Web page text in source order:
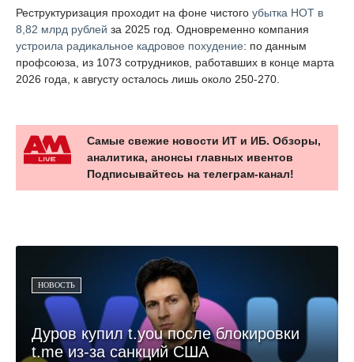
Реструктуризация проходит на фоне чистого убытка НОТ в
8,82 млрд рублей за 2025 год. Одновременно компания
устроила радикальное кадровое похудение: по данным
профсоюза, из 1073 сотрудников, работавших в конце марта
2026 года, к августу осталось лишь около 250-270.
Самые свежие новости ИТ и ИБ. Обзоры,
аналитика, анонсы главных ивентов
Подписывайтесь на телеграм-канал!
НОВОСТЬ
Дуров купил t.you после блокировки
t.me из-за санкций США